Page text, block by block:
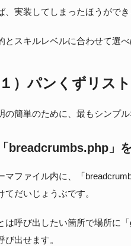
、実装してしまったほうがで
とスキルレベルに合わせて選べ
１）パンくずリス
の簡単のために、最もシンプ
「breadcrumbs.php」
マファイル内に、「
てだいじょうぶです。
は呼び出したい箇所で場所に「
び出せます。